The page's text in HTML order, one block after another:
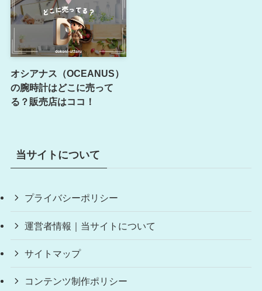
オシアナス（OCEANUS）
の腕時計はどこに売って
る？販売店はココ！
当サイトについて
プライバシーポリシー
運営者情報｜当サイトについて
サイトマップ
コンテンツ制作ポリシー